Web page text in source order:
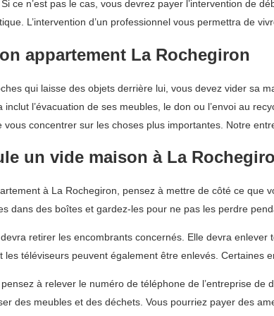
ce n’est pas le cas, vous devrez payer l’intervention de
L’intervention d’un professionnel vous permettra de
appartement La Rochegiron
qui laisse des objets derrière lui, vous devez vider
l’évacuation de ses meubles, le don ou l’envoi au
concentrer sur les choses plus importantes. Notre
un vide maison à La
à La Rochegiron, pensez à mettre de côté ce
dans des boîtes et gardez-les pour ne pas les perdre
retirer les encombrants concernés. Elle devra
les téléviseurs peuvent également être enlevés.
à relever le numéro de téléphone de l’entreprise
des meubles et des déchets. Vous pourriez payer des